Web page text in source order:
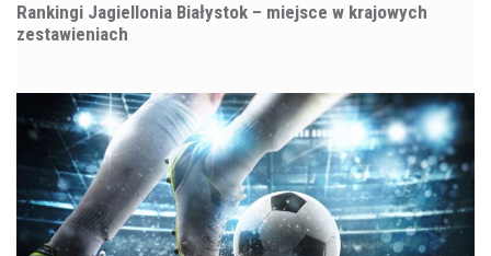
Rankingi Jagiellonia Białystok – miejsce w krajowych
zestawieniach